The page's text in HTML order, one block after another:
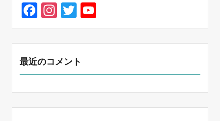
Facebook
Instagram
TwitterYouTube
最近のコメント